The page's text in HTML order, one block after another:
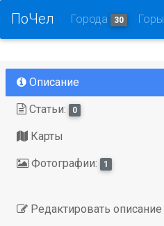
ПоЧел Города 30 Горы
Описание
Статьи: 0
Карты
Фотографии: 1
Редактировать описание